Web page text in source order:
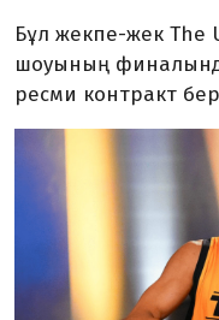
Бұл жекпе-жек The
шоуының
ресми контракт